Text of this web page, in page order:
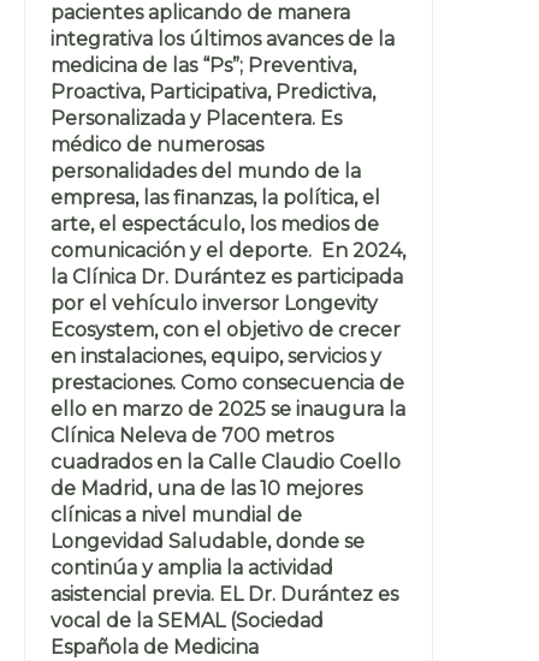
pacientes aplicando de manera
integrativa los últimos avances de la
medicina de las “Ps”; Preventiva,
Proactiva, Participativa, Predictiva,
Personalizada y Placentera. Es
médico de numerosas
personalidades del mundo de la
empresa, las finanzas, la política, el
arte, el espectáculo, los medios de
comunicación y el deporte. En 2024,
la Clínica Dr. Durántez es participada
por el vehículo inversor Longevity
Ecosystem, con el objetivo de crecer
en instalaciones, equipo, servicios y
prestaciones. Como consecuencia de
ello en marzo de 2025 se inaugura la
Clínica Neleva de 700 metros
cuadrados en la Calle Claudio Coello
de Madrid, una de las 10 mejores
clínicas a nivel mundial de
Longevidad Saludable, donde se
continúa y amplia la actividad
asistencial previa. EL Dr. Durántez es
vocal de la SEMAL (Sociedad
Española de Medicina